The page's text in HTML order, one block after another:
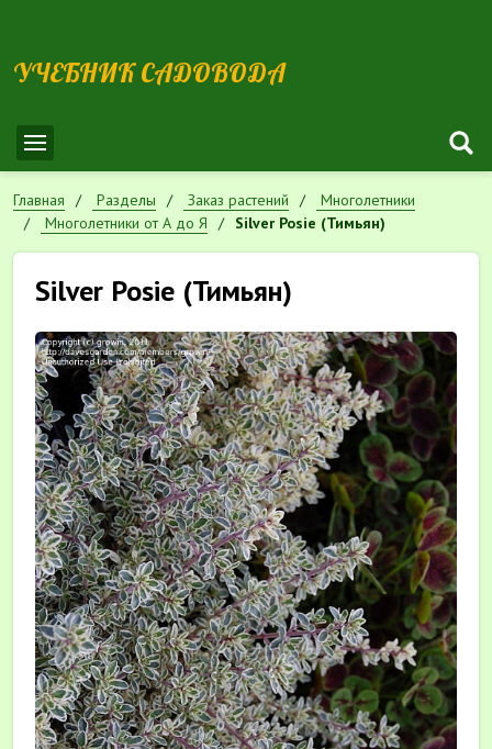
УЧЕБНИК САДОВОДА
Главная Разделы Заказ растений
Многолетники
Многолетники от А до Я
Silver Posie (Тимьян)
Silver Posie (Тимьян)